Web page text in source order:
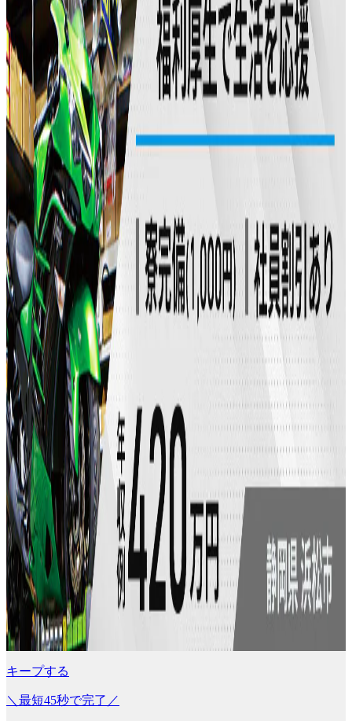
キープする
＼最短45秒で完了／